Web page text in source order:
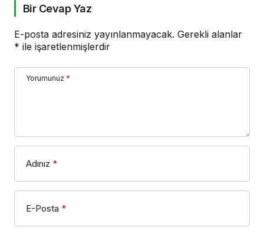
Bir Cevap Yaz
E-posta adresiniz yayınlanmayacak. Gerekli alanlar
* ile işaretlenmişlerdir
Yorumunuz *
Adınız *
E-Posta *